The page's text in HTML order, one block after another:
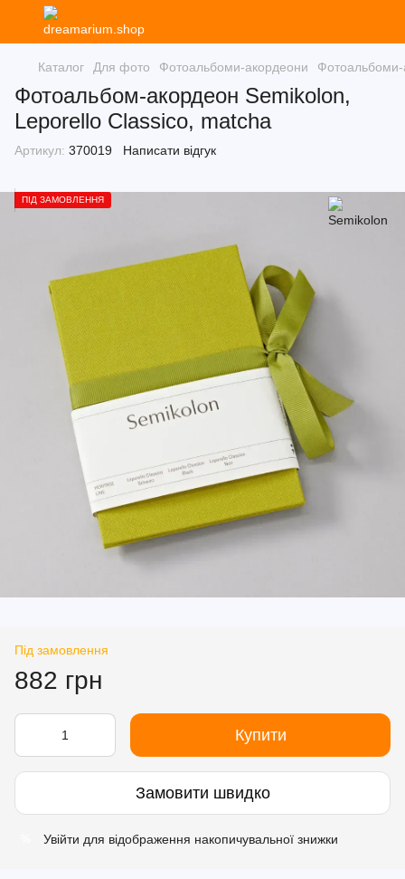
Каталог Для фото Фотоальбоми-акордеони
Фотоальбом-акордеон Semikolon,
Leporello Classico, matcha
Артикул: 370019 Написати відгук
ПІД ЗАМОВЛЕННЯ
Під замовлення
882 грн
Купити
Замовити швидко
Увійти для відображення накопичувальної знижки